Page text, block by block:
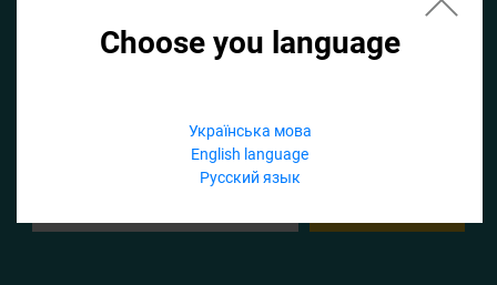
Choose you language
Українська мова
English language
Русский язык